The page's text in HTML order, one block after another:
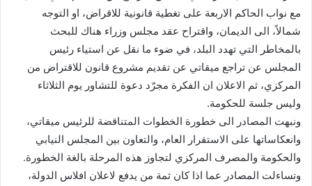
مع نواب الحاكم الاربعة على تغطية قانونية للاقراض، او التوجه
شمالاً، الى الديمان، واقتراح عقد مجلس وزراء هناك للبحث
بالمخاطر التي تهدد البلد، في ضوء ما نقل عن استياء رئيس
المجلس عن تراجع ميقاتي عن تقديم مشروع قانون للاقتراض من
المركزي، ثم الاعلان ان الفكرة مجرّد دعوة للتشاور يوم الثلاثاء
وليس جلسة للحكومة.
ونبهت المصادر الى خطورة الخطوات المتناقضة للرئيس ميقاتي،
وانعكاساتها على الاستقرار العام، والتعاون بين المجلس النيابي
والحكومة والمصرف المركزي لتجاوز هذه المرحلة بالغة الخطورة.
وتساءلت المصادر عما اذا كان ثمة من يدفع لاعلان افلاس الدولة،